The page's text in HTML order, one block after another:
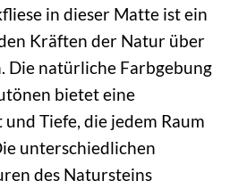
in dieser Matte ist ein
Kräften der Natur über
Die natürliche Farbgebung
bietet eine
Tiefe, die jedem Raum
unterschiedlichen
des Natursteins